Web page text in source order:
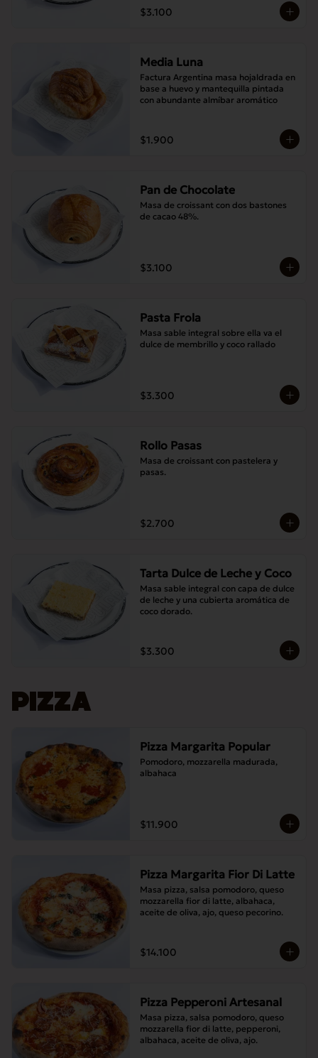
$3.100
Media Luna
Factura Argentina masa hojaldrada en
base a huevo y mantequilla pintada
con abundante almíbar aromático
$1.900
Pan de Chocolate
Masa de croissant con dos bastones
de cacao 48%.
$3.100
Pasta Frola
Masa sable integral sobre ella va el
dulce de membrillo y coco rallado
$3.300
Rollo Pasas
Masa de croissant con pastelera y
pasas.
$2.700
Tarta Dulce de Leche y Coco
Masa sable integral con capa de dulce
de leche y una cubierta aromática de
coco dorado.
$3.300
PIZZA
Pizza Margarita Popular
Pomodoro, mozzarella madurada,
albahaca
$11.900
Pizza Margarita Fior Di Latte
Masa pizza, salsa pomodoro, queso
mozzarella fior di latte, albahaca,
aceite de oliva, ajo, queso pecorino.
$14.100
Pizza Pepperoni Artesanal
Masa pizza, salsa pomodoro, queso
mozzarella fior di latte, pepperoni,
albahaca, aceite de oliva, ajo.